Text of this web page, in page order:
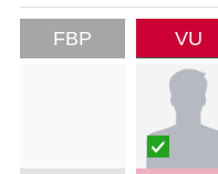
FBP VU